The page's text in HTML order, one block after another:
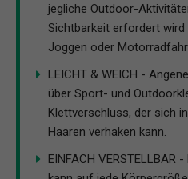
jegliche Outdoor-
Sichtbarkeit erfordert wird
Joggen oder
LEICHT & WEICH -
über Sport- und
Klettverschluss, der sich
Haaren verhaken kann.
EINFACH VERSTELLBAR